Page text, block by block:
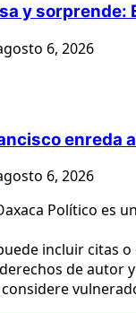
y sorprende:
6, 2026
enreda
6, 2026
Político es
incluir citas
de autor